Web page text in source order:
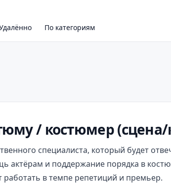
По категориям
/ костюмер
специалиста, который будет
актёрам и поддержание порядка в
работать в темпе репетиций и премьер.